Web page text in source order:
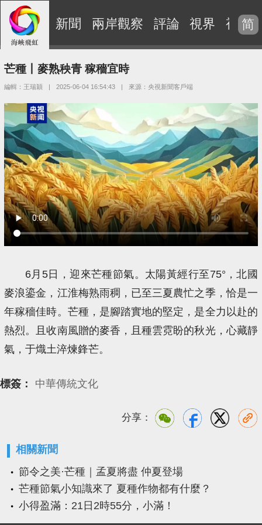
新聞 兩岸觀察 評論 視界 視頻
简
芒種丨麥熟秧青 稼穡宜時
編輯：王瑞穎 | 2025-06-04 16:54:43 | 來源：央視新聞客戶端
6月5日，迎來芒種節氣。太陽黃經行至75°，北國
麥浪鎏金，江淮梅熟雨稠，已至三夏農忙之季，恰是一
年稼穡佳時。芒種，是腳踏實地的堅定，是全力以赴的
熱烈。且收南風贈的麥香，且種雲霓盼的秋光，心藏靜
氣，于熾土淬煉鋒芒。
標簽： 中華傳統文化
分享：
相關新聞
節令之美·芒種｜孟夏將盡 仲夏登場
芒種節氣小知識來了 夏種作物都有什麼？
小得盈滿：21日2時55分，小滿！